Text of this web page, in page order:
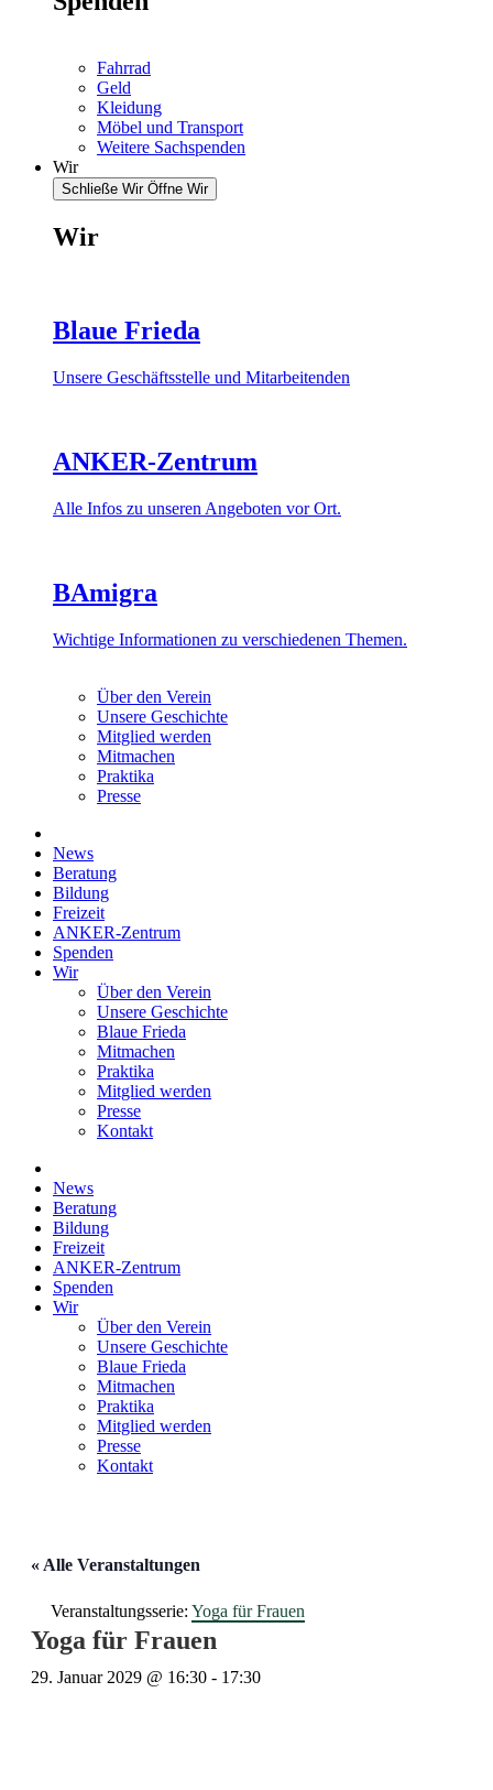
Fahrrad
Geld
Kleidung
Möbel und Transport
Weitere Sachspenden
Wir
Schließe Wir Öffne Wir
Wir
Blaue Frieda
Unsere Geschäftsstelle und Mitarbeitenden
ANKER-Zentrum
Alle Infos zu unseren Angeboten vor Ort.
BAmigra
Wichtige Informationen zu verschiedenen Themen.
Über den Verein
Unsere Geschichte
Mitglied werden
Mitmachen
Praktika
Presse
News
Beratung
Bildung
Freizeit
ANKER-Zentrum
Spenden
Wir
Über den Verein
Unsere Geschichte
Blaue Frieda
Mitmachen
Praktika
Mitglied werden
Presse
Kontakt
News
Beratung
Bildung
Freizeit
ANKER-Zentrum
Spenden
Wir
Über den Verein
Unsere Geschichte
Blaue Frieda
Mitmachen
Praktika
Mitglied werden
Presse
Kontakt
« Alle Veranstaltungen
Veranstaltungsserie: Yoga für Frauen
Yoga für Frauen
29. Januar 2029 @ 16:30 - 17:30